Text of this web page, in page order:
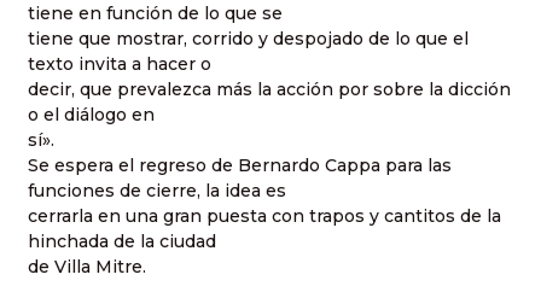
tiene en función de lo que se
tiene que mostrar, corrido y despojado de lo que el
texto invita a hacer o
decir, que prevalezca más la acción por sobre la dicción
o el diálogo en
sí».
Se espera el regreso de Bernardo Cappa para las
funciones de cierre, la idea es
cerrarla en una gran puesta con trapos y cantitos de la
hinchada de la ciudad
de Villa Mitre.